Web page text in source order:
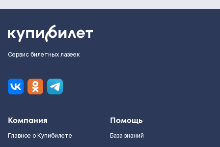
Сервис билетных лазеек
Компания
Главное о Купибилете
Помощь
База знаний